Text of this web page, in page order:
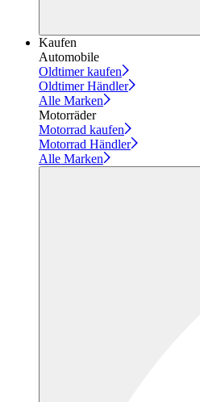
Kaufen
Automobile
Oldtimer kaufen
Oldtimer Händler
Alle Marken
Motorräder
Motorrad kaufen
Motorrad Händler
Alle Marken